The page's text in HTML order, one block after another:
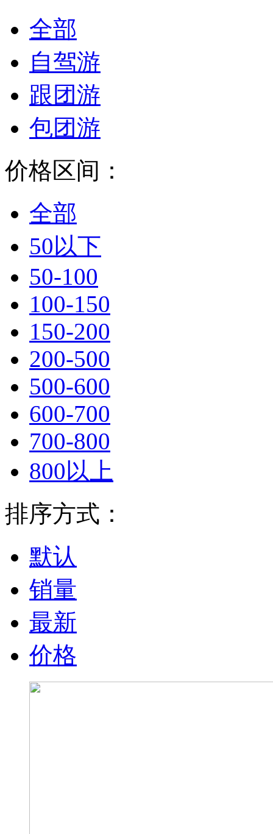
全部
自驾游
跟团游
包团游
价格区间：
全部
50以下
50-100
100-150
150-200
200-500
500-600
600-700
700-800
800以上
排序方式：
默认
销量
最新
价格